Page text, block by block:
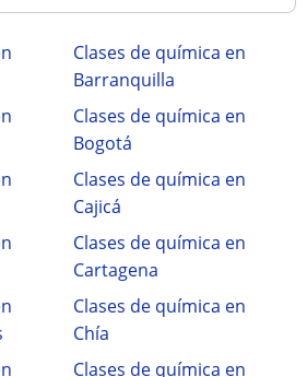
Clases de química en
Barranquilla
Clases de química en
Bogotá
Clases de química en
Cajicá
Clases de química en
Cartagena
Clases de química en
Chía
Clases de química en